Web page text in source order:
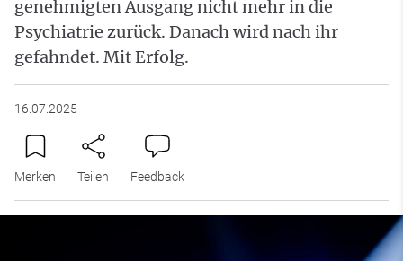
genehmigten Ausgang nicht mehr in die
Psychiatrie zurück. Danach wird nach ihr
gefahndet. Mit Erfolg.
16.07.2025
Merken Teilen Feedback